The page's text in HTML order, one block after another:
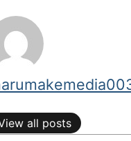
all posts